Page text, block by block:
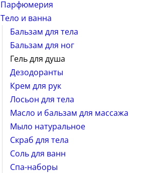
Парфюмерия
Тело и ванна
Бальзам для тела
Бальзам для ног
Гель для душа
Дезодоранты
Крем для рук
Лосьон для тела
Масло и бальзам для массажа
Мыло натуральное
Скраб для тела
Соль для ванн
Спа-наборы